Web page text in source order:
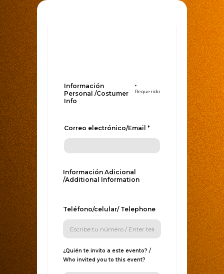
Información
Personal /Costumer
Info
*
Requerido
Correo electrónico/Email *
Información Adicional
/Additional Information
Teléfono/celular/ Telephone
¿Quién te invito a este evento? /
Who invited you to this event?